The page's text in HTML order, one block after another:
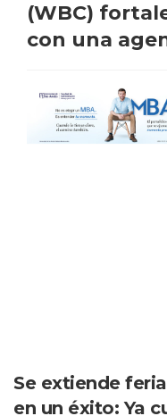
(WBC)
con una
Se extiende
en un éxito: Ya